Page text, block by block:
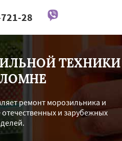
28
мне
ТЕХНИКИ
ремонт морозильника и
и зарубежных